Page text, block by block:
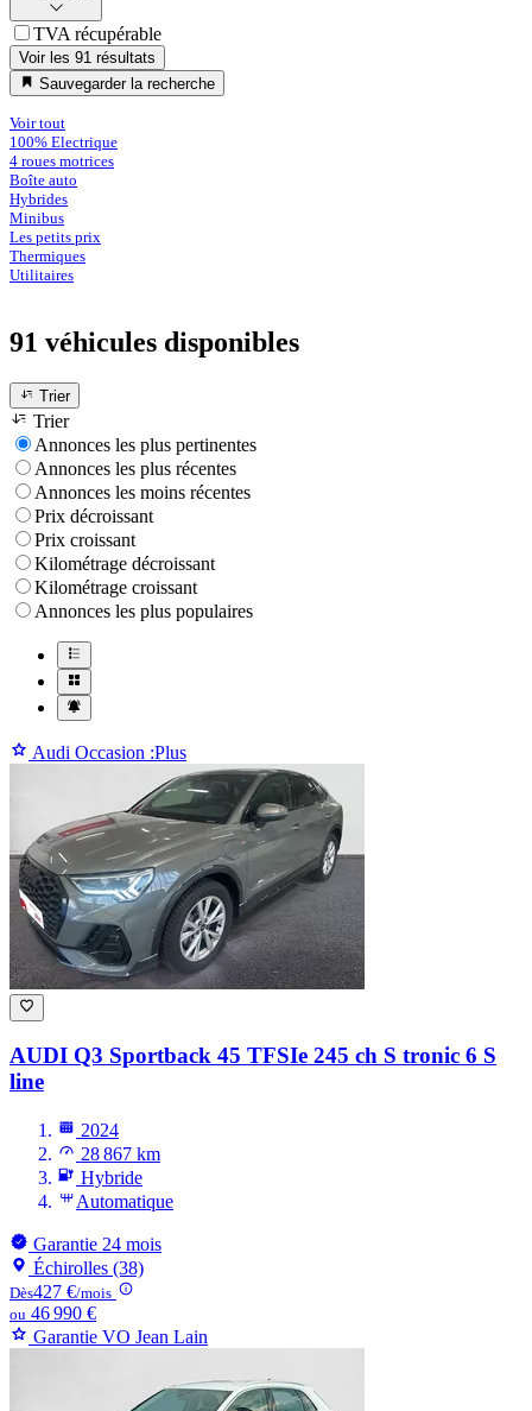
TVA récupérable
Voir les 91 résultats
Sauvegarder la recherche
Voir tout
100% Electrique
4 roues motrices
Boîte auto
Hybrides
Minibus
Les petits prix
Thermiques
Utilitaires
91 véhicules disponibles
Trier
Trier
Annonces les plus pertinentes
Annonces les plus récentes
Annonces les moins récentes
Prix décroissant
Prix croissant
Kilométrage décroissant
Kilométrage croissant
Annonces les plus populaires
Audi Occasion :Plus
AUDI Q3 Sportback 45 TFSIe 245 ch S tronic 6 S
line
2024
28 867 km
Hybride
Automatique
Garantie 24 mois
Échirolles (38)
Dès427 €/mois
ou 46 990 €
Garantie VO Jean Lain